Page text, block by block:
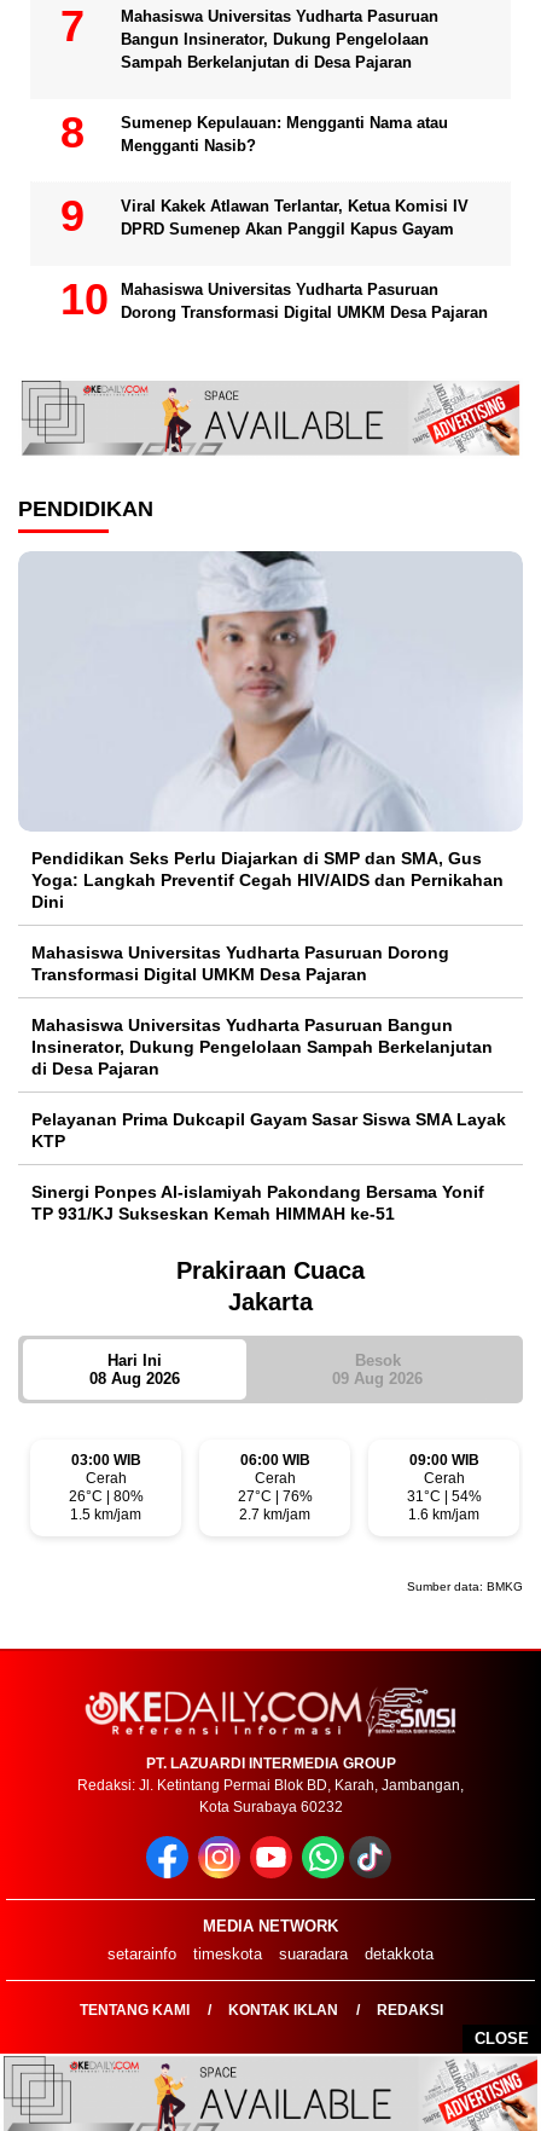
CLOSE
Mahasiswa Universitas Yudharta Pasuruan
Bangun Insinerator, Dukung Pengelolaan
Sampah Berkelanjutan di Desa Pajaran
Sumenep Kepulauan: Mengganti Nama atau
Mengganti Nasib?
Viral Kakek Atlawan Terlantar, Ketua Komisi IV
DPRD Sumenep Akan Panggil Kapus Gayam
Mahasiswa Universitas Yudharta Pasuruan
Dorong Transformasi Digital UMKM Desa Pajaran
PENDIDIKAN
Pendidikan Seks Perlu Diajarkan di SMP dan SMA, Gus
Yoga: Langkah Preventif Cegah HIV/AIDS dan Pernikahan
Dini
Mahasiswa Universitas Yudharta Pasuruan Dorong
Transformasi Digital UMKM Desa Pajaran
Mahasiswa Universitas Yudharta Pasuruan Bangun
Insinerator, Dukung Pengelolaan Sampah Berkelanjutan
di Desa Pajaran
Pelayanan Prima Dukcapil Gayam Sasar Siswa SMA Layak
KTP
Sinergi Ponpes Al-islamiyah Pakondang Bersama Yonif
TP 931/KJ Sukseskan Kemah HIMMAH ke-51
Prakiraan Cuaca
Jakarta
Hari Ini
08 Aug 2026
Besok
09 Aug 2026
03:00 WIB
Cerah
26°C | 80%
1.5 km/jam
06:00 WIB
Cerah
27°C | 76%
2.7 km/jam
09:00 WIB
Cerah
31°C | 54%
1.6 km/jam
Sumber data: BMKG
PT. LAZUARDI INTERMEDIA GROUP
Redaksi: Jl. Ketintang Permai Blok BD, Karah, Jambangan,
Kota Surabaya 60232
MEDIA NETWORK
setarainfo
timeskota suaradara detakkota
TENTANG KAMI KONTAK IKLAN REDAKSI
COPYRIGHT ©2026 OKEDAILYCOM - ALL RIGHTS RESERVED